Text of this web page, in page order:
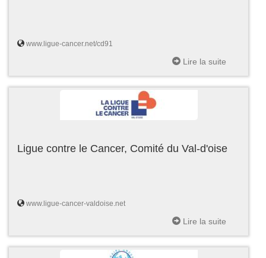
www.ligue-cancer.net/cd91
Lire la suite
Ligue contre le Cancer, Comité du Val-d'oise
www.ligue-cancer-valdoise.net
Lire la suite